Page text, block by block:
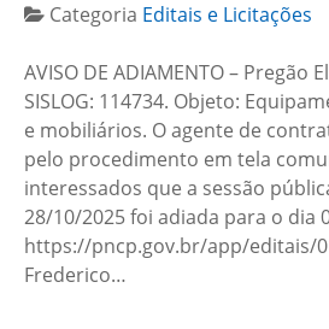
Categoria Editais e Licitações
AVISO DE ADIAMENTO – Pregão
SISLOG: 114734. Objeto:
e mobiliários. O agente de
pelo procedimento em tela
interessados que a sessão
28/10/2025 foi adiada para o dia
https://pncp.gov.br/app/editais/
Frederico…